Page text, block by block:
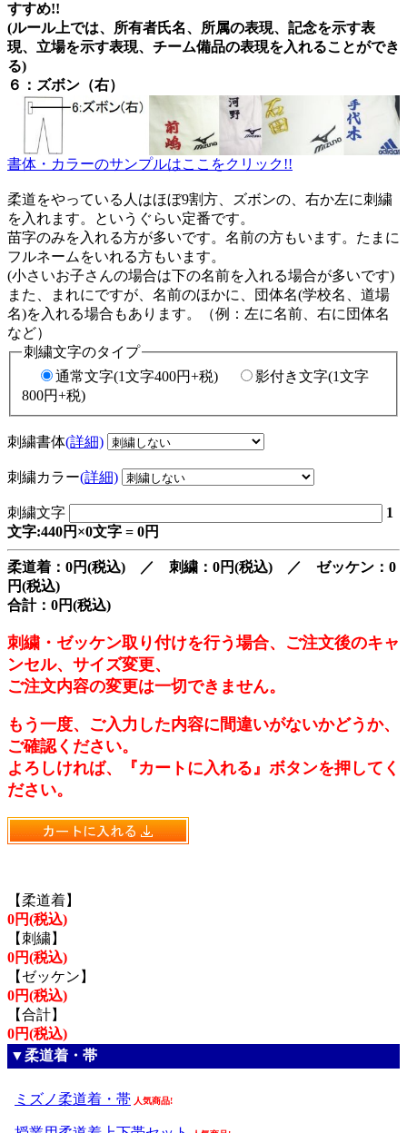
▼柔道着・帯
ミズノ柔道着・帯 人気商品!
すすめ!!
(ルール上では、所有者氏名、所属の表現、記念を示す表
現、立場を示す表現、チーム備品の表現を入れることができ
る)
６：ズボン（右）
書体・カラーのサンプルはここをクリック!!
柔道をやっている人はほぼ9割方、ズボンの、右か左に刺繍
を入れます。というぐらい定番です。
苗字のみを入れる方が多いです。名前の方もいます。たまに
フルネームをいれる方もいます。
(小さいお子さんの場合は下の名前を入れる場合が多いです)
また、まれにですが、名前のほかに、団体名(学校名、道場
名)を入れる場合もあります。（例：左に名前、右に団体名
など）
刺繍文字のタイプ
通常文字(1文字400円+税)
影付き文字(1文字
800円+税)
刺繍書体(詳細)
刺繍カラー(詳細)
刺繍文字
1
文字:440円×0文字 = 0円
柔道着：0円(税込) ／ 刺繍：0円(税込) ／ ゼッケン：0
円(税込)
合計：0円(税込)
刺繍・ゼッケン取り付けを行う場合、ご注文後のキャ
ンセル、サイズ変更、
ご注文内容の変更は一切できません。
もう一度、ご入力した内容に間違いがないかどうか、
ご確認ください。
よろしければ、『カートに入れる』ボタンを押してく
ださい。
【柔道着】
0円(税込)
【刺繍】
0円(税込)
【ゼッケン】
0円(税込)
【合計】
0円(税込)